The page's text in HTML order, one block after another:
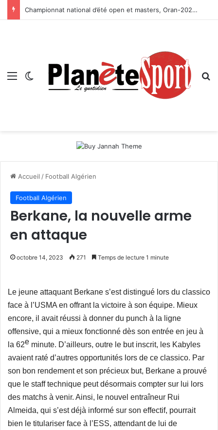
Championnat national d’été open et masters, Oran-2026 — Le CRB s’adjuge le titre
Menu Switch skin
Accueil / Football Algérien
Football Algérien
Berkane, la nouvelle arme
en attaque
octobre 14, 2023 271 Temps de lecture 1 minute
Le jeune attaquant Berkane s’est distingué lors du classico
face à l’USMA en offrant la victoire à son équipe. Mieux
encore, il avait réussi à donner du punch à la ligne
offensive, qui a mieux fonctionné dès son entrée en jeu à
la 62e minute. D’ailleurs, outre le but inscrit, les Kabyles
avaient raté d’autres opportunités lors de ce classico. Par
son bon rendement et son précieux but, Berkane a prouvé
que le staff technique peut désormais compter sur lui lors
des matchs à venir. Ainsi, le nouvel entraîneur Rui
Almeida, qui s’est déjà informé sur son effectif, pourrait
bien le titulariser face à l’ESS, attendant de lui de